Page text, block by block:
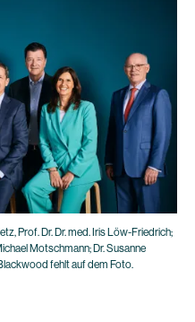
Prof. Dr. Dr. med. Iris Löw-Friedrich;
Motschmann; Dr. Susanne
fehlt auf dem Foto.